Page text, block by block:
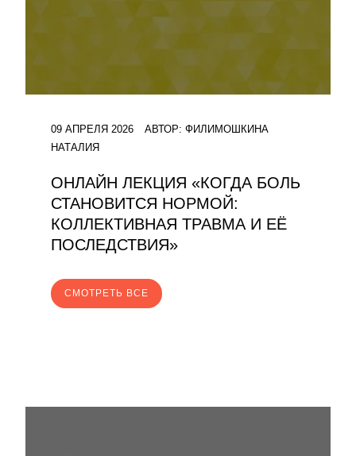
09 АПРЕЛЯ 2026 АВТОР: ФИЛИМОШКИНА
НАТАЛИЯ
ОНЛАЙН ЛЕКЦИЯ «КОГДА БОЛЬ
СТАНОВИТСЯ НОРМОЙ:
КОЛЛЕКТИВНАЯ ТРАВМА И ЕЁ
ПОСЛЕДСТВИЯ»
CМОТРЕТЬ ВСЕ